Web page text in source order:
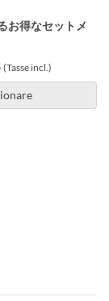
お得なセットメ
(Tasse incl.)